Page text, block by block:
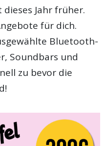
Jahr früher.
für dich.
Bluetooth-
Soundbars und
zu bevor die